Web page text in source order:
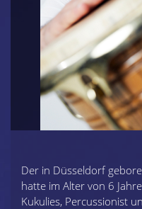
Der in Düsseldorf
hatte im Alter von 6
Kukulies, Percussionist